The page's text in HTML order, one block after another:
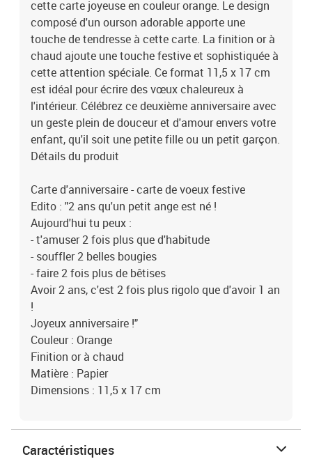
cette carte joyeuse en couleur orange. Le design
composé d'un ourson adorable apporte une
touche de tendresse à cette carte. La finition or à
chaud ajoute une touche festive et sophistiquée à
cette attention spéciale. Ce format 11,5 x 17 cm
est idéal pour écrire des vœux chaleureux à
l'intérieur. Célébrez ce deuxième anniversaire avec
un geste plein de douceur et d'amour envers votre
enfant, qu'il soit une petite fille ou un petit garçon.
Détails du produit
Carte d'anniversaire - carte de voeux festive
Edito : "2 ans qu'un petit ange est né !
Aujourd'hui tu peux :
- t'amuser 2 fois plus que d'habitude
- souffler 2 belles bougies
- faire 2 fois plus de bêtises
Avoir 2 ans, c'est 2 fois plus rigolo que d'avoir 1 an
!
Joyeux anniversaire !"
Couleur : Orange
Finition or à chaud
Matière : Papier
Dimensions : 11,5 x 17 cm
Caractéristiques